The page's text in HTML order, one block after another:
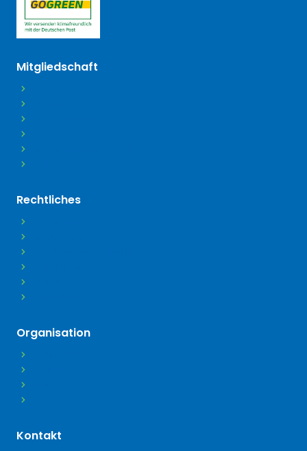
Mitgliedschaft
Rechtliches
Organisation
Kontakt